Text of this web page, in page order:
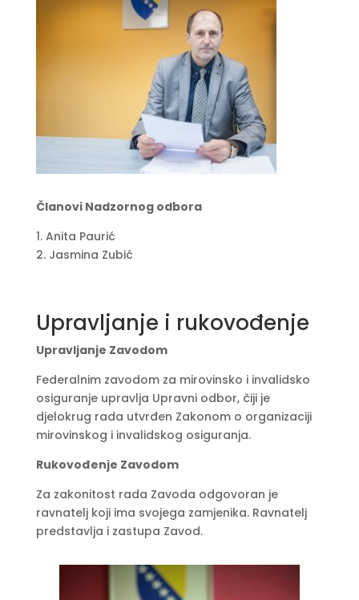
Članovi Nadzornog odbora
1. Anita Paurić
2. Jasmina Zubić
Upravljanje i rukovođenje
Upravljanje Zavodom
Federalnim zavodom za mirovinsko i invalidsko
osiguranje upravlja Upravni odbor, čiji je
djelokrug rada utvrđen Zakonom o organizaciji
mirovinskog i invalidskog osiguranja.
Rukovođenje Zavodom
Za zakonitost rada Zavoda odgovoran je
ravnatelj koji ima svojega zamjenika. Ravnatelj
predstavlja i zastupa Zavod.